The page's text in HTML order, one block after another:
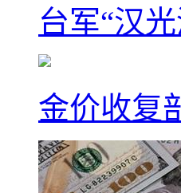
台军“汉
金价收复